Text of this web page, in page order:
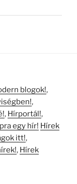
blogok!,
,
, Hírportál!,
egy hír! Hírek
itt!,
, Hírek